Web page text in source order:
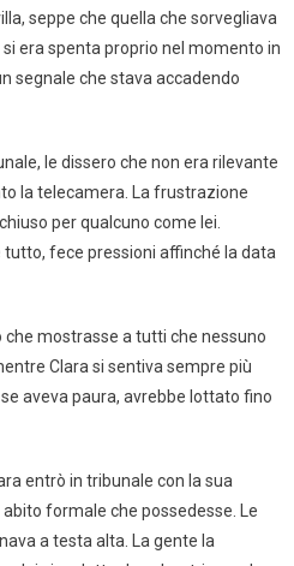
seppe che quella che sorvegliava
si era spenta proprio nel momento in
segnale che stava accadendo
le dissero che non era rilevante
la telecamera. La frustrazione
per qualcuno come lei.
fece pressioni affinché la data
mostrasse a tutti che nessuno
Clara si sentiva sempre più
aveva paura, avrebbe lottato fino
entrò in tribunale con la sua
abito formale che possedesse. Le
a testa alta. La gente la